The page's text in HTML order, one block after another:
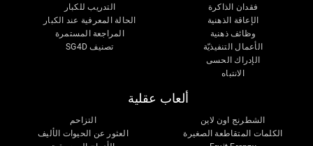
فقدان الذاكرة
الإعاقة الذهنية
وظائف ذهنية
الأعمال التنفيذيّة
الإدراك الحسى
الانتباه
التدريب للكبار
الحالة المعرفية عند الكبار
المراجعة المستمرة
تصنيف SG4D
ألعاب عقلية
الشطرنج اون لاين
الكلمات المتقاطعة الصغيرة
التزاحم
العثور عن الحيوات الأليف